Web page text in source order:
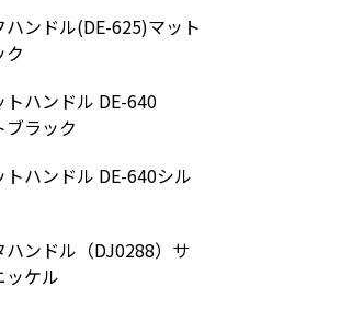
ハンドル(DE-625)マット
ク
トハンドル DE-640
ブラック
トハンドル DE-640シル
ハンドル（DJ0288）サ
ッケル